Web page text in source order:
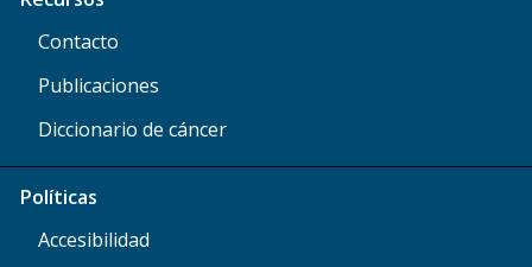
Contacto
Publicaciones
Diccionario de cáncer
Políticas
Accesibilidad